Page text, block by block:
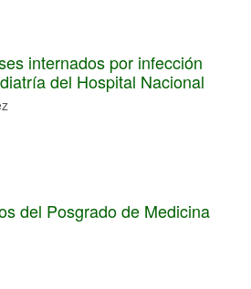
internados por infección
del Hospital Nacional
del Posgrado de Medicina